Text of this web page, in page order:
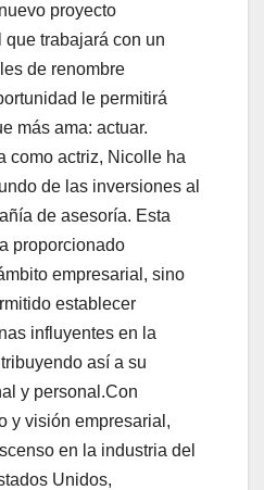
proyecto
trabajará con un
de renombre
le permitirá
más ama: actuar.
como actriz, Nicolle ha
de las inversiones al
de asesoría. Esta
proporcionado
empresarial, sino
establecer
influyentes en la
así a su
y personal.Con
y visión empresarial,
en la industria del
Unidos,